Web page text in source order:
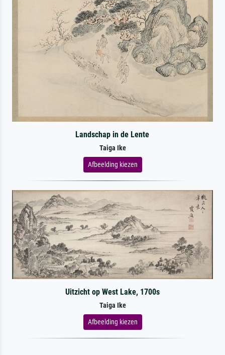
Landschap in de Lente
Taiga Ike
Afbeelding kiezen
Uitzicht op West Lake, 1700s
Taiga Ike
Afbeelding kiezen